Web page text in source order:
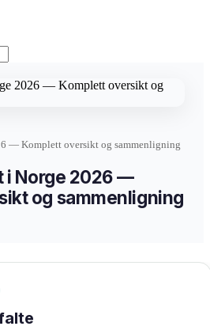
— Komplett oversikt og sammenligning
i Norge 2026 —
og sammenligning